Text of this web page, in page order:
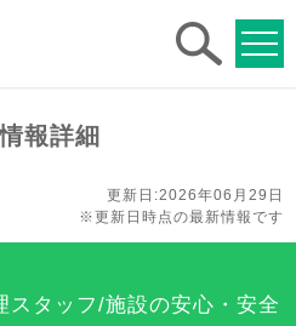
報詳細
更新日:2026年06月29日
※更新日時点の最新情報です
スタッフ/施設の安心・安全